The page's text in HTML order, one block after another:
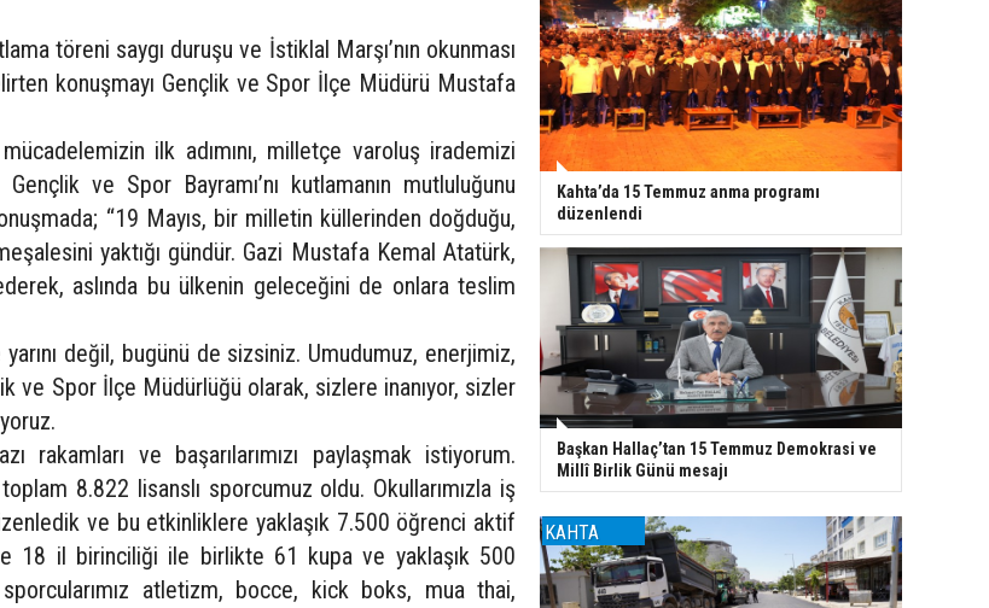
töreni saygı duruşu ve İstiklal Marşı’nın okunması
konuşmayı Gençlik ve Spor İlçe Müdürü Mustafa
ilk adımını, milletçe varoluş irademizi
ve Spor Bayramı’nı kutlamanın mutluluğunu
“19 Mayıs, bir milletin küllerinden doğduğu,
yaktığı gündür. Gazi Mustafa Kemal Atatürk,
aslında bu ülkenin geleceğini de onlara teslim
değil, bugünü de sizsiniz. Umudumuz, enerjimiz,
ve Spor İlçe Müdürlüğü olarak, sizlere inanıyor, sizler
ve başarılarımızı paylaşmak istiyorum.
8.822 lisanslı sporcumuz oldu. Okullarımızla iş
ve bu etkinliklere yaklaşık 7.500 öğrenci aktif
18 il birinciliği ile birlikte 61 kupa ve yaklaşık 500
atletizm, bocce, kick boks, mua thai,
Kahta’da 15 Temmuz anma programı
düzenlendi
Başkan Hallaç’tan 15 Temmuz Demokrasi ve
Millî Birlik Günü mesajı
KAHTA